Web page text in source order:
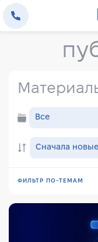
Все
Сначала новые
ФИЛЬТР ПО-ТЕМАМ